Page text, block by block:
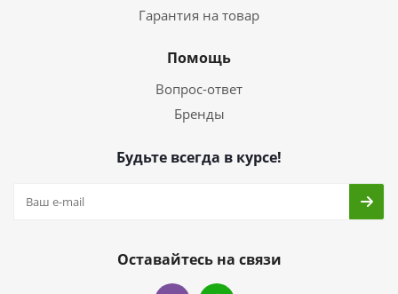
Гарантия на товар
Помощь
Вопрос-ответ
Бренды
Будьте всегда в курсе!
Оставайтесь на связи